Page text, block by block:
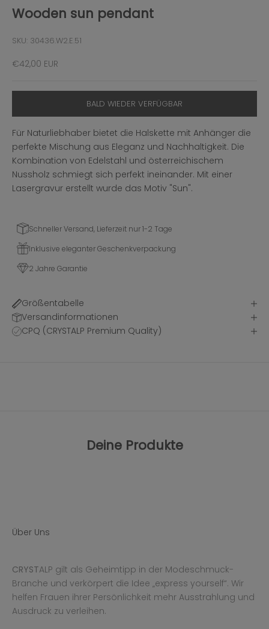
Wooden sun pendant
SKU: 30436.W2.E.51
Angebot
€42,00 EUR
BALD WIEDER VERFÜGBAR
Für Naturliebhaber bietet die Halskette mit Anhänger die
perfekte Mischung aus Eleganz und Nachhaltigkeit. Die
Kombination von Edelstahl und österreichischem
Nussholz schmiegt sich perfekt ineinander. Mit einer
Lasergravur erstellt wurde das Motiv "Sun".
Schneller Versand, Lieferzeit nur 1-2 Tage
Inklusive eleganter Geschenkverpackung
2 Jahre Garantie
Größentabelle
Versandinformationen
CPQ (CRYSTALP Premium Quality)
Deine Produkte
Über Uns
CRYSTALP gilt als Geheimtipp in der Modeschmuck-
Branche und verkörpert die Idee „express yourself“. Wir
helfen Frauen ihrer Persönlichkeit mehr Ausstrahlung und
Ausdruck zu verleihen.